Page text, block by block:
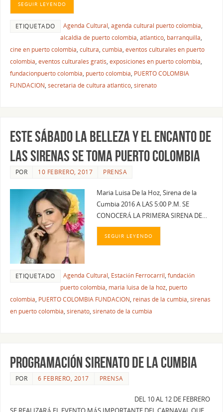
SEGUIR LEYENDO
ETIQUETADO Agenda Cultural, agenda cultural puerto colombia,
alcaldia de puerto colombia, atlantico, barranquilla,
cine en puerto colombia, cultura, cumbia, eventos culturales en puerto
colombia, eventos culturales gratis, exposiciones en puerto colombia,
fundacionpuerto colombia, puerto colombia, PUERTO COLOMBIA
FUNDACION, secretaria de cultura atlantico, sirenato
ESTE SÁBADO LA BELLEZA Y EL ENCANTO DE
LAS SIRENAS SE TOMA PUERTO COLOMBIA
POR 10 FEBRERO, 2017 PRENSA
Maria Luisa De la Hoz, Sirena de la
Cumbia 2016 A LAS 5:00 P.M. SE
CONOCERÁ LA PRIMERA SIRENA DE…
SEGUIR LEYENDO
ETIQUETADO Agenda Cultural, Estación Ferrocarril, fundación
puerto colombia, maria luisa de la hoz, puerto
colombia, PUERTO COLOMBIA FUNDACION, reinas de la cumbia, sirenas
en puerto colombia, sirenato, sirenato de la cumbia
PROGRAMACIÓN SIRENATO DE LA CUMBIA
POR 6 FEBRERO, 2017 PRENSA
DEL 10 AL 12 DE FEBRERO